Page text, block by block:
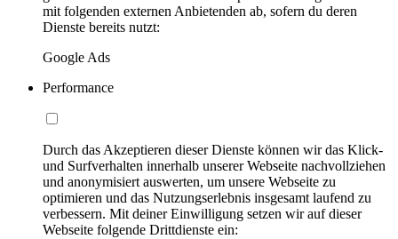
mit folgenden externen Anbietenden ab, sofern du deren
Dienste bereits nutzt:
Google Ads
Performance
Durch das Akzeptieren dieser Dienste können wir das Klick-
und Surfverhalten innerhalb unserer Webseite nachvollziehen
und anonymisiert auswerten, um unsere Webseite zu
optimieren und das Nutzungserlebnis insgesamt laufend zu
verbessern. Mit deiner Einwilligung setzen wir auf dieser
Webseite folgende Drittdienste ein: